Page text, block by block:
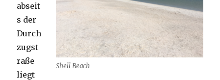
Shell Beach
abseit
s der
Durch
zugst
raße
liegt